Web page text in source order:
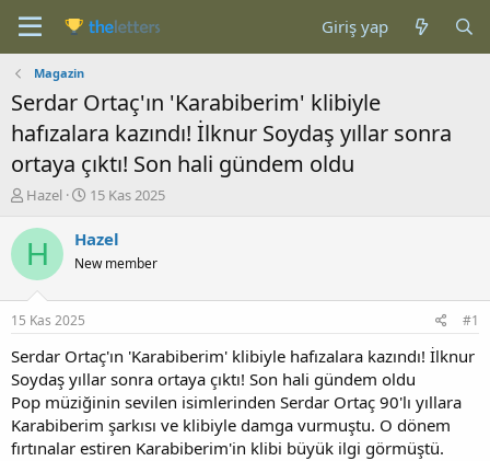
Giriş yap
Magazin
Serdar Ortaç'ın 'Karabiberim' klibiyle
hafızalara kazındı! İlknur Soydaş yıllar sonra
ortaya çıktı! Son hali gündem oldu
K
n
b
u
u
b
a
l
a
t
a
Hazel
B
ş
a
ç
t
a
r
i
h
15 Kas 2025
H Hazel
New member
15 Kas 2025 #1
Serdar Ortaç'ın 'Karabiberim' klibiyle hafızalara kazındı! İlknur
Soydaş yıllar sonra ortaya çıktı! Son hali gündem oldu
Pop müziğinin sevilen isimlerinden Serdar Ortaç 90'lı yıllara
Karabiberim şarkısı ve klibiyle damga vurmuştu. O dönem
fırtınalar estiren Karabiberim'in klibi büyük ilgi görmüştü.